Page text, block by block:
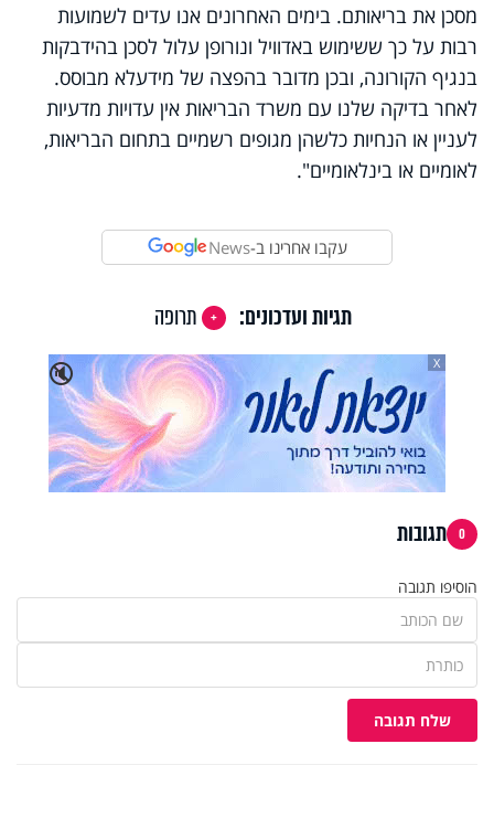
מסכן את בריאותם. בימים האחרונים אנו עדים לשמועות
רבות על כך ששימוש באדוויל ונורופן עלול לסכן בהידבקות
בנגיף הקורונה, ובכן מדובר בהפצה של מידעלא מבוסס.
לאחר בדיקה שלנו עם משרד הבריאות אין עדויות מדעיות
לעניין או הנחיות כלשהן מגופים רשמיים בתחום הבריאות,
לאומיים או בינלאומיים".
עקבו אחרינו ב-News
תגיות ועדכונים:
תרופה
🔇
X
0 תגובות
הוסיפו תגובה
שלח תגובה